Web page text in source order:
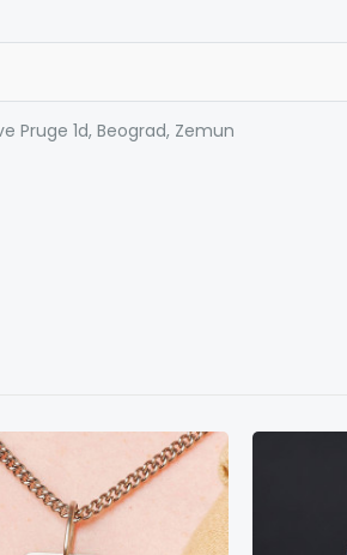
Pruge 1d, Beograd, Zemun